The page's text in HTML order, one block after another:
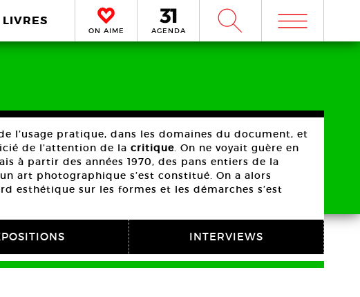
LIVRES
ON AIME AGENDA W m
l’usage pratique, dans les domaines du document, et
de l’attention de la critique. On ne voyait guère en
à partir des années 1970, des pans entiers de la
art photographique s’est constitué. On a alors
esthétique sur les formes et les démarches s’est
INTERVIEWS